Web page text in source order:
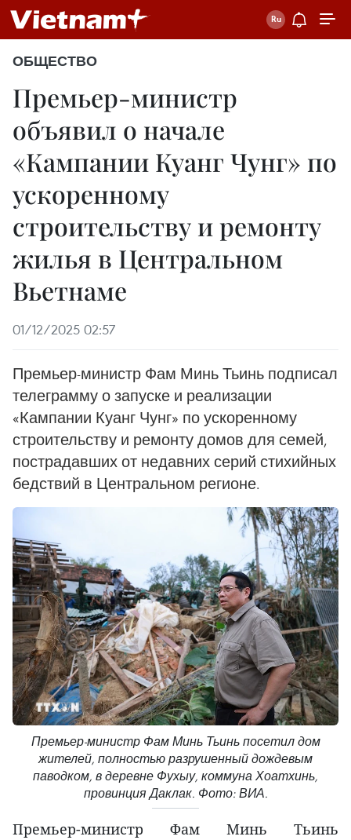
ОБЩЕСТВО
Премьер-министр
объявил о начале
«Кампании Куанг Чунг» по
ускоренному
строительству и ремонту
жилья в Центральном
Вьетнаме
01/12/2025 02:57
Премьер-министр Фам Минь Тьинь подписал
телеграмму о запуске и реализации
«Кампании Куанг Чунг» по ускоренному
строительству и ремонту домов для семей,
пострадавших от недавних серий стихийных
бедствий в Центральном регионе.
Премьер-министр Фам Минь Тьинь посетил дом
жителей, полностью разрушенный дождевым
паводком, в деревне Фухыу, коммуна Хоатхинь,
провинция Даклак. Фото: ВИА.
Премьер-министр Фам Минь Тьинь